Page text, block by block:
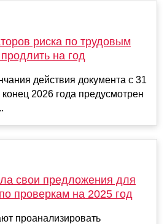
риска по трудовым
на год
действия документа с 31
2026 года предусмотрен
свои предложения для
проверкам на 2025 год
проанализировать